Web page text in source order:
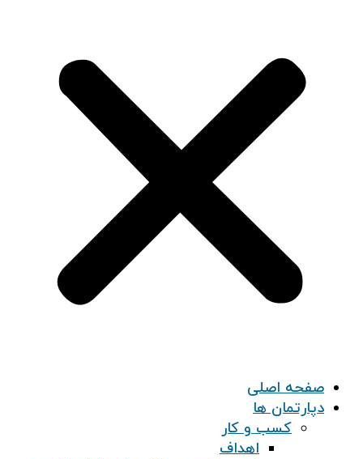
صفحه اصلی
دپارتمان ها
کسب و کار
اهداف